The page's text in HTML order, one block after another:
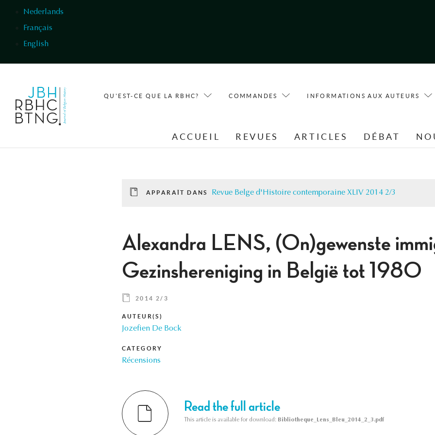
Nederlands
Français
English
QU'EST-CE QUE LA RBHC? COMMANDES INFORMATIONS AUX AUTEURS
ACCUEIL REVUES ARTICLES DÉBAT
APPARAÎT DANS Revue Belge d'Histoire contemporaine XLIV 2014 2/3
Alexandra LENS, (On)gewenste
Gezinshereniging in België tot 1980
2014 2/3
AUTEUR(S)
Jozefien De Bock
CATEGORY
Récensions
Read the full article
This article is available for download: Bibliotheque_Lens_Bleu_2014_2_3.pdf